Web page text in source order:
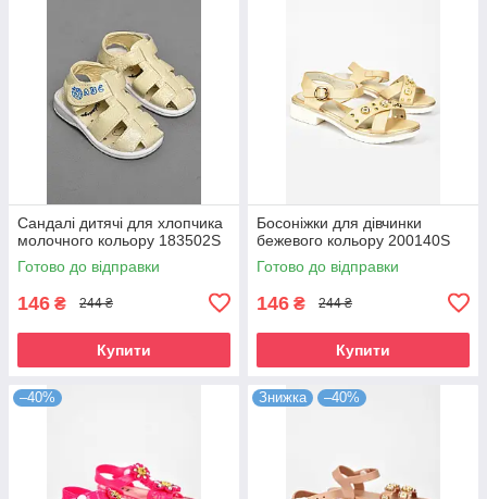
Сандалі дитячі для хлопчика
молочного кольору 183502S
Готово до відправки
146 ₴ 244 ₴
Купити
Босоніжки для дівчинки
бежевого кольору 200140S
Готово до відправки
146 ₴ 244 ₴
Купити
–40% Знижка –40%